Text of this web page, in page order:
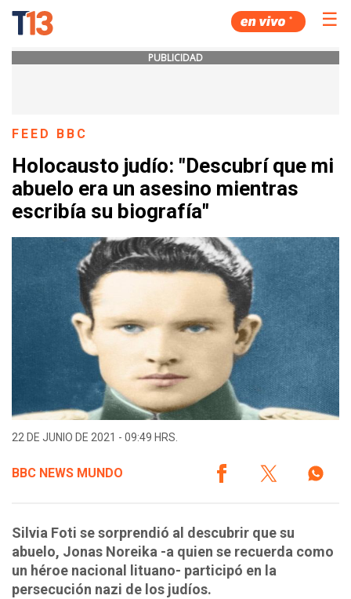
☰
PUBLICIDAD
FEED BBC
Holocausto judío: "Descubrí que mi
abuelo era un asesino mientras
escribía su biografía"
22 DE JUNIO DE 2021 - 09:49 HRS.
BBC NEWS MUNDO
Silvia Foti se sorprendió al descubrir que su
abuelo, Jonas Noreika -a quien se recuerda como
un héroe nacional lituano- participó en la
persecución nazi de los judíos.